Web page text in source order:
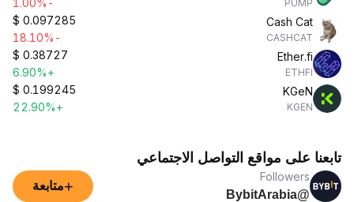
PUMP
-1.00%
Cash Cat
CASHCAT
$ 0.097285
-18.10%
Ether.fi
ETHFI
$ 0.38727
+6.90%
KGeN
KGEN
$ 0.199245
+22.90%
تابعنا على مواقع التواصل الاجتماعي
Followers
@BybitArabia
+متابعة